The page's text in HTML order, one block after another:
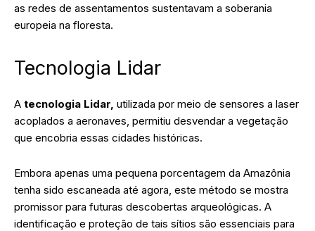
as redes de assentamentos sustentavam a soberania
europeia na floresta.
Tecnologia Lidar
A tecnologia Lidar, utilizada por meio de sensores a laser
acoplados a aeronaves, permitiu desvendar a vegetação
que encobria essas cidades históricas.
Embora apenas uma pequena porcentagem da Amazônia
tenha sido escaneada até agora, este método se mostra
promissor para futuras descobertas arqueológicas. A
identificação e proteção de tais sítios são essenciais para